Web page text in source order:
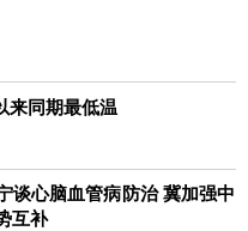
来同期最低温
谈心脑血管病防治 冀加强中
互补